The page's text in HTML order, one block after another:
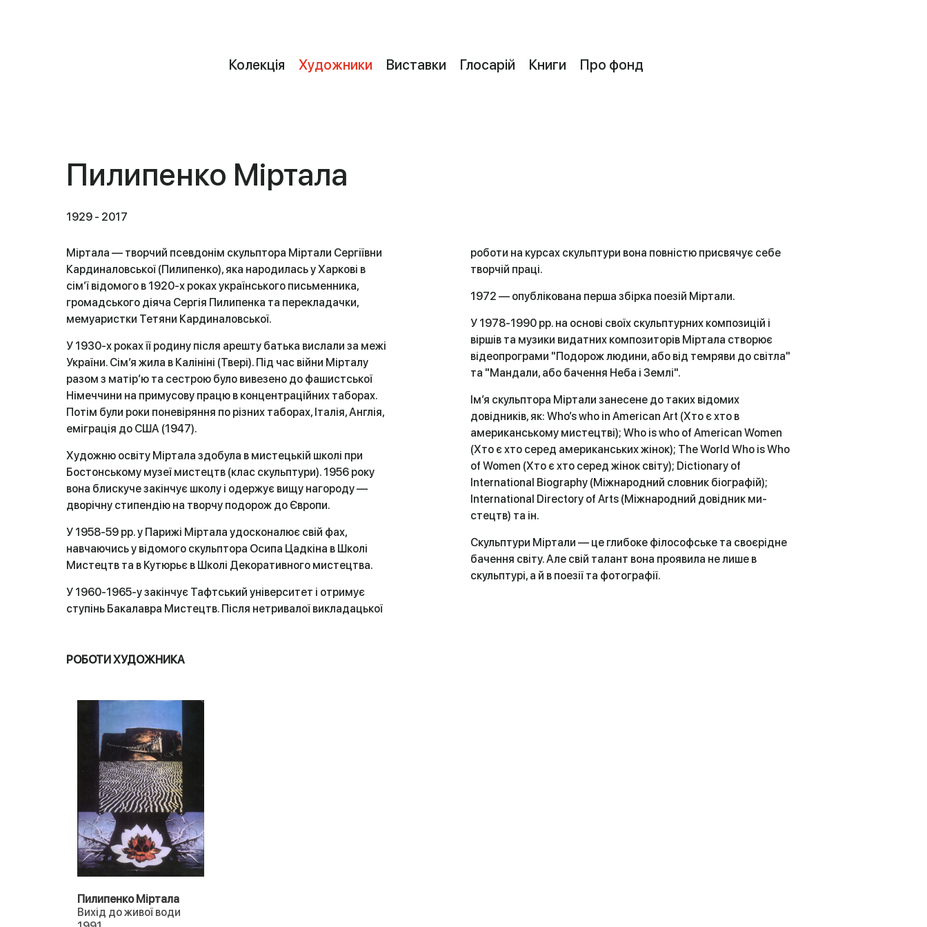
Колекція Художники Виставки Глосарій Книги Про фонд
Пилипенко Міртала
1929 - 2017
Міртала — творчий псевдонім скульптора Міртали Сергіївни
Кардиналовської (Пилипенко), яка наро­дилась у Харкові в
сім’ї відомого в 1920-х роках українського письменника,
громадського діяча Сергія Пилипенка та перекладачки,
мемуаристки Тетяни Кардиналовської.
У 1930-х роках її родину після арешту батька вислали за межі
України. Сім’я жила в Калініні (Твері). Під час війни Мірталу
разом з матір’ю та сестрою було вивезено до фашистської
Німеччини на примусову працю в концентраційних таборах.
Потім були роки поневіряння по різних таборах, Італія, Англія,
еміграція до США (1947).
Художню освіту Міртала здобула в мистецькій школі при
Бостонському музеї мистецтв (клас скуль­птури). 1956 року
вона блискуче закінчує школу і одержує вищу нагороду —
дворічну стипендію на творчу подорож до Європи.
У 1958-59 pp. у Парижі Міртала удосконалює свій фах,
навчаючись у відомого скульптора Осипа Цадкіна в Школі
Мистецтв та в Кутюрьє в Школі Декоративного мистецтва.
У 1960-1965-у закінчує Тафтський університет і отримує
ступінь Бакалавра Мистецтв. Після нетрива­лої викладацької
роботи на курсах скульптури вона повністю присвячує себе
творчій праці.
1972 — опублікована перша збірка поезій Міртали.
У 1978-1990 рр. на основі своїх скульптурних композицій і
віршів та музики видатних композиторів Міртала створює
відеопрограми "Подорож людини, або від темряви до світла"
та "Мандали, або бачення Неба і Землі".
Ім’я скульптора Міртали занесене до таких відомих
довідників, як: Who’s who in American Art (Хто є хто в
американському мистецтві); Who is who of American Women
(Хто є хто серед американських жінок); The World Who is Who
of Women (Хто є хто серед жінок світу); Dictionary of
International Bi­ography (Міжнародний словник біографій);
International Directory of Arts (Міжнародний довідник ми­
стецтв) та ін.
Скульптури Міртали — це глибоке філософське та своєрідне
бачення світу. Але свій талант вона проявила не лише в
скульптурі, а й в поезії та фотографії.
РОБОТИ ХУДОЖНИКА
Пилипенко Міртала
Вихід до живої води